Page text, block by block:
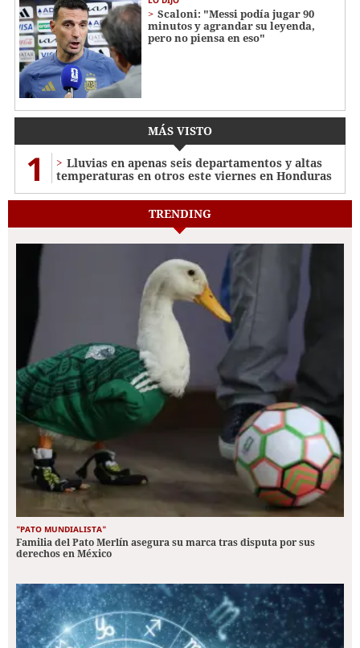
Scaloni: "Messi podía jugar 90
minutos y agrandar su leyenda,
pero no piensa en eso"
MÁS VISTO
1
Lluvias en apenas seis departamentos y altas
temperaturas en otros este viernes en Honduras
TRENDING
"PATO MUNDIALISTA"
Familia del Pato Merlín asegura su marca tras disputa por sus
derechos en México